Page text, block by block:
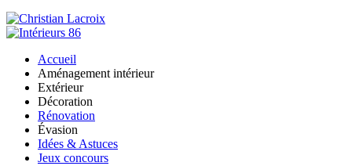
Accueil
Aménagement intérieur
Extérieur
Décoration
Rénovation
Évasion
Idées & Astuces
Jeux concours